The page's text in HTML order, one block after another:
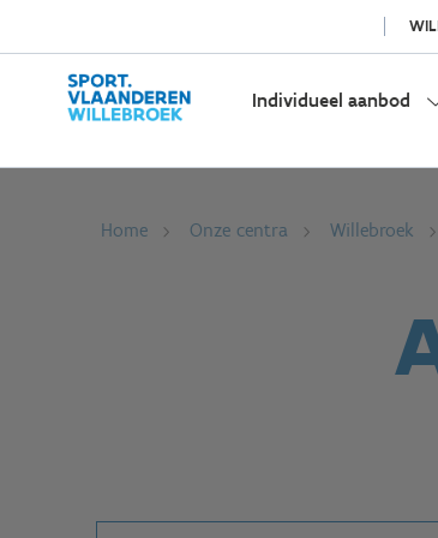
Individueel aanbod
Home Onze centra Willebroek